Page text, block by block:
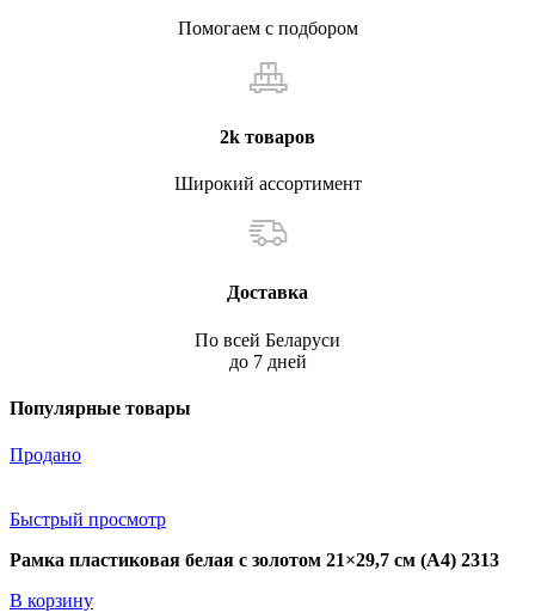
Помогаем с подбором
2k товаров
Широкий ассортимент
Доставка
По всей Беларуси
до 7 дней
Популярные товары
Продано
Быстрый просмотр
Рамка пластиковая белая с золотом 21×29,7 см (А4) 2313
В корзину